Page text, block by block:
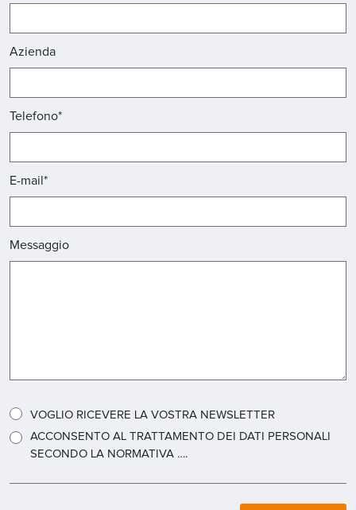
Azienda
Telefono*
E-mail*
Messaggio
VOGLIO RICEVERE LA VOSTRA NEWSLETTER
ACCONSENTO AL TRATTAMENTO DEI DATI PERSONALI
SECONDO LA NORMATIVA ….